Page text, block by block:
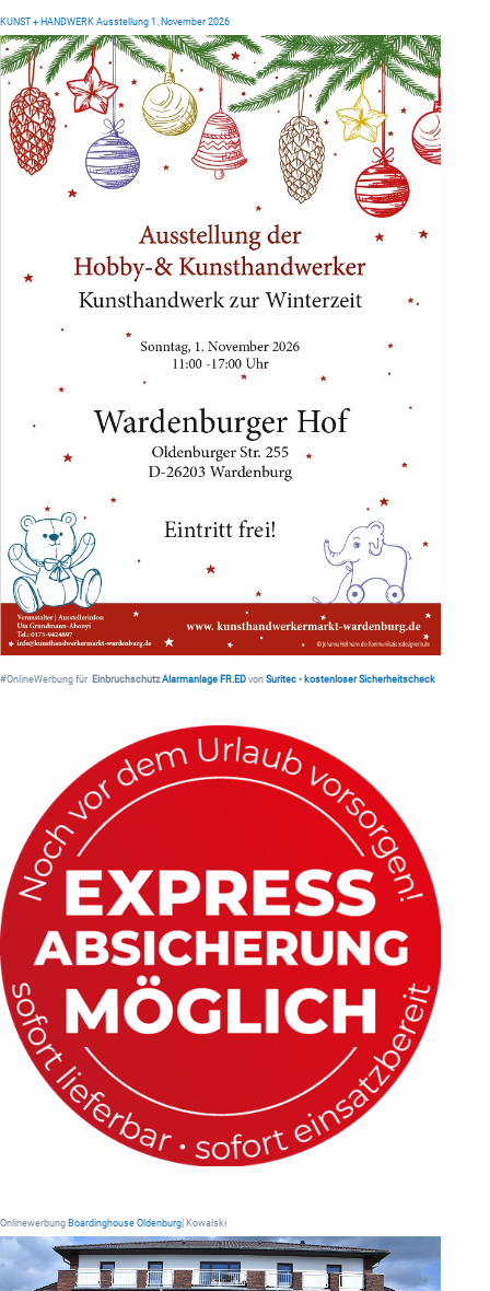
KUNST + HANDWERK Ausstellung 1. November 2026
#OnlineWerbung für Einbruchschutz Alarmanlage FR.ED von Suritec • kostenloser Sicherheitscheck
Onlinewerbung Boardinghouse Oldenburg | Kowalski